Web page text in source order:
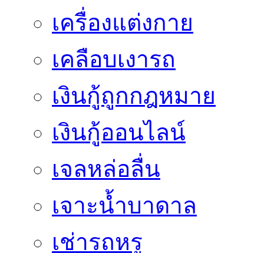
เครื่องแต่งกาย
เคลือบเงารถ
เงินกู้ถูกกฎหมาย
เงินกู้ออนไลน์
เจลหล่อลื่น
เจาะน้ำบาดาล
เช่ารถหรู